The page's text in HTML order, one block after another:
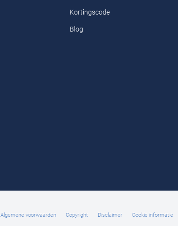
Kortingscode
Blog
Algemene voorwaarden Copyright Disclaimer Cookie informatie